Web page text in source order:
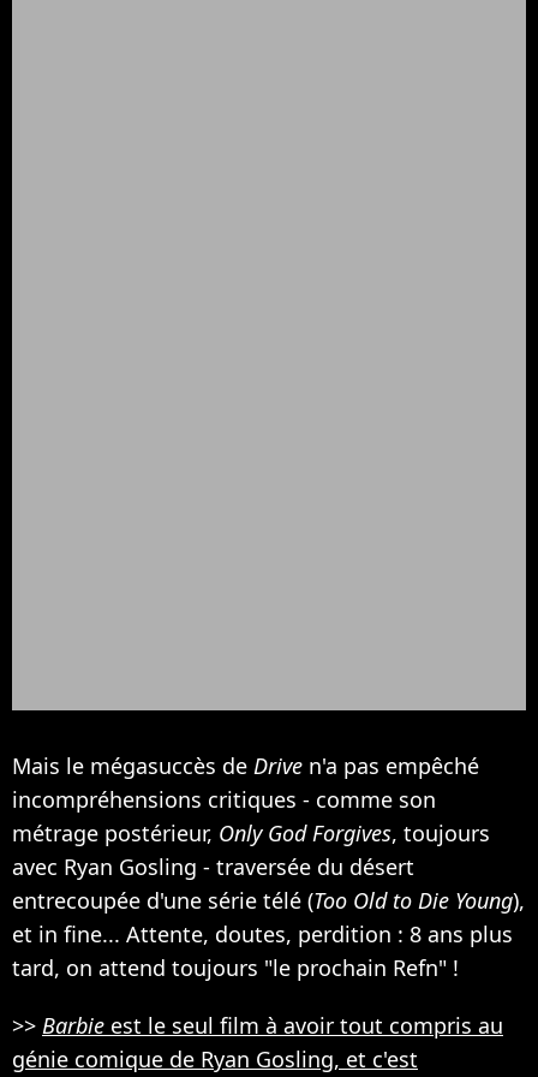
Mais le mégasuccès de Drive n'a pas empêché
incompréhensions critiques - comme son
métrage postérieur, Only God Forgives, toujours
avec Ryan Gosling - traversée du désert
entrecoupée d'une série télé (Too Old to Die Young),
et in fine... Attente, doutes, perdition : 8 ans plus
tard, on attend toujours "le prochain Refn" !
>> Barbie est le seul film à avoir tout compris au
génie comique de Ryan Gosling, et c'est